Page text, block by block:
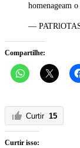
homenageam
—
Compartilhe:
Curtir 15
Curtir isso: